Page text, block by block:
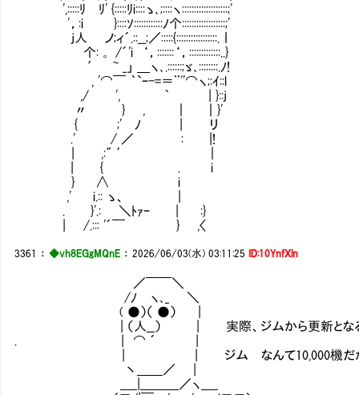
',:::::ﾘ ﾘ' {:::::ﾘi::::ゝ､;::::ヽ:::::::::::::::::::;'
'，:i }::::ｿ::::::::::::ﾉ个::::::::::::::::::;'
j人 ノ;ィ´.::__;／:::::{:::::::::::::::::.丨
个: 。 /´'i ‘，:::::::‘，:::::::::::::..}
′ ~ _」 ＿ヽ､.::::::;ゞ､::::::::.ﾉ!
, '⌒￣ ｀`ｰ-=＝¨''⌒ヽ;:ｲ::l
,/ ', ｀ ￤ | }::j
〃 } , ｜ ｜}'
{ ;' ﾉ | リ
.' / ／ : |!
| ,:" ′ ｜
| { . i
} ∧ i
,' i.:: ゝ、 |
. }'.: ＼ﾄｧｰ | :}
| /.::: '´￣ } ,〈
3361 ：◆vh8EGgMQnE ：2026/06/03(水) 03:11:25 ID:10YnfXln
／￣￣＼
/ﾉ ヽ､_ ＼
( ●）（ ●） |
| （人__） | 実際、ジムから更新となると、頑
. | ⌒ ´ |
| | ジムⅡなんて10,000機だから
丶＿＿／ |
＿_|＿＿＿／ヽ＿_